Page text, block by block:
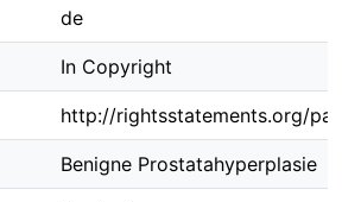
de
In Copyright
http://rightsstatements.org/
Benigne Prostatahyperplasie